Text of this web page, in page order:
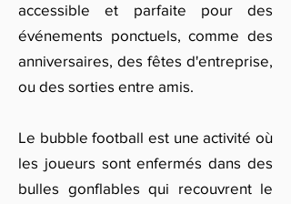
accessible et parfaite pour des
événements ponctuels, comme des
anniversaires, des fêtes d'entreprise,
ou des sorties entre amis.
Le bubble football est une activité où
les joueurs sont enfermés dans des
bulles gonflables qui recouvrent le